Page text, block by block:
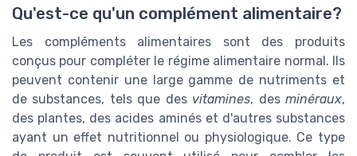
Qu'est-ce qu'un complément alimentaire?
Les compléments alimentaires sont des produits
conçus pour compléter le régime alimentaire normal. Ils
peuvent contenir une large gamme de nutriments et
de substances, tels que des vitamines, desminéraux,
des plantes, des acides aminés et d'autres substances
ayant un effet nutritionnel ou physiologique. Ce type